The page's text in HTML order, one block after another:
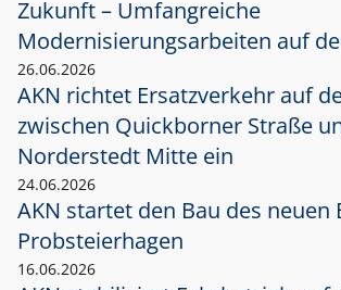
Zukunft – Umfangreiche
Modernisierungsarbeiten auf
26.06.2026
AKN richtet Ersatzverkehr auf
zwischen Quickborner Straße
Norderstedt Mitte ein
24.06.2026
AKN startet den Bau des neuen
Probsteierhagen
16.06.2026